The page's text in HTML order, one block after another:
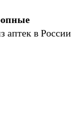
аптек в России